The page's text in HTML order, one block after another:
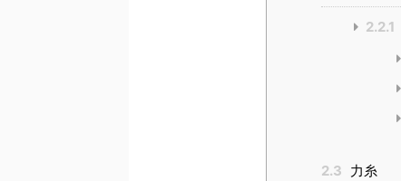
2.2.1
2.3 力糸